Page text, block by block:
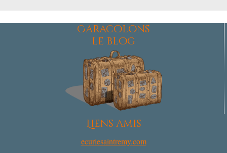
Caracolons
le blog
Liens amis
ecuriesaintremy.com